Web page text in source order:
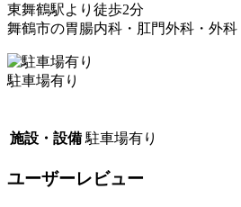
東舞鶴駅より徒歩2分
舞鶴市の胃腸内科・肛門外科・外科
駐車場有り
施設・設備 駐車場有り
ユーザーレビュー